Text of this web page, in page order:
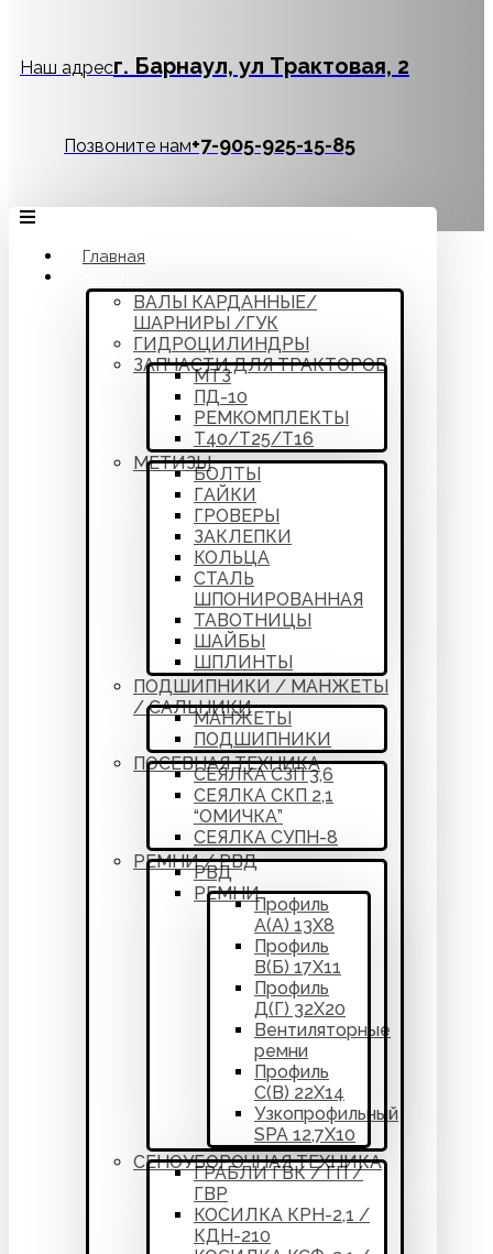
Наш адресг. Барнаул, ул Трактовая, 2
Позвоните нам‪+7-905-925-15-85
Главная
ВАЛЫ КАРДАННЫЕ/
ШАРНИРЫ /ГУК
ГИДРОЦИЛИНДРЫ
ЗАПЧАСТИ ДЛЯ ТРАКТОРОВ
МТЗ
ПД-10
РЕМКОМПЛЕКТЫ
Т40/Т25/Т16
МЕТИЗЫ
БОЛТЫ
ГАЙКИ
ГРОВЕРЫ
ЗАКЛЕПКИ
КОЛЬЦА
СТАЛЬ
ШПОНИРОВАННАЯ
ТАВОТНИЦЫ
ШАЙБЫ
ШПЛИНТЫ
ПОДШИПНИКИ / МАНЖЕТЫ
/ САЛЬНИКИ
МАНЖЕТЫ
ПОДШИПНИКИ
ПОСЕВНАЯ ТЕХНИКА
СЕЯЛКА СЗП 3,6
СЕЯЛКА СКП 2,1
“ОМИЧКА”
СЕЯЛКА СУПН-8
РЕМНИ / РВД
РВД
РЕМНИ
Профиль
А(А) 13Х8
Профиль
В(Б) 17Х11
Профиль
Д(Г) 32Х20
Вентиляторные
ремни
Профиль
С(В) 22Х14
Узкопрофильный
SPA 12,7Х10
СЕНОУБОРОЧНАЯ ТЕХНИКА
ГРАБЛИ ГВК / ГП /
ГВР
КОСИЛКА КРН-2,1 /
КДН-210